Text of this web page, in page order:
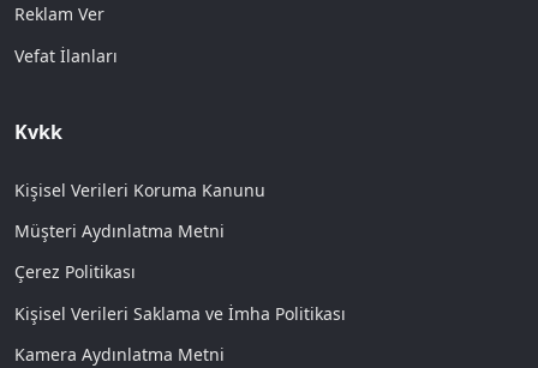
Reklam Ver
Vefat İlanları
Kvkk
Kişisel Verileri Koruma Kanunu
Müşteri Aydınlatma Metni
Çerez Politikası
Kişisel Verileri Saklama ve İmha Politikası
Kamera Aydınlatma Metni